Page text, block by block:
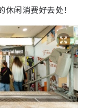
闲消费好去处！